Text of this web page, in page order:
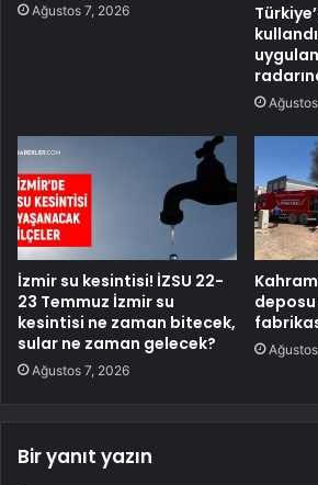
Ağustos 7, 2026
İzmir su kesintisi! İZSU 22-
23 Temmuz İzmir su
kesintisi ne zaman bitecek,
sular ne zaman gelecek?
Ağustos 7, 2026
Bir yanıt yazın